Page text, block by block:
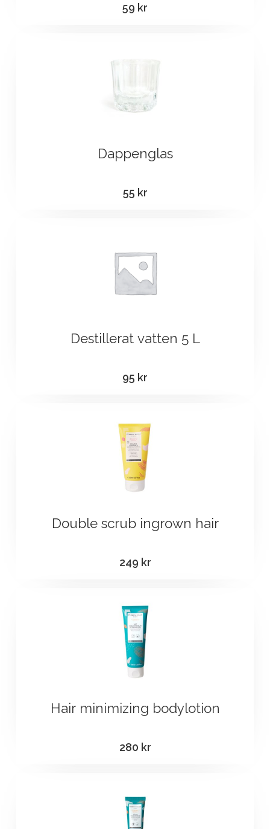
59 kr
Dappenglas
55 kr
Destillerat vatten 5 L
95 kr
Double scrub ingrown hair
249 kr
Hair minimizing bodylotion
280 kr